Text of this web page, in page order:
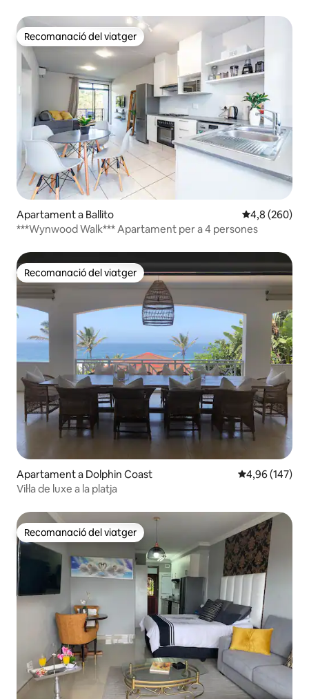
Recomanació del viatger
Recomanació del viatger
Apartament a Ballito 4,8 de
4,8 (260)
***Wynwood Walk*** Apartament per a 4 persones
Recomanació del viatger
Recomanació del viatger
Apartament a Dolphin Coast 4,96 de
4,96 (147)
Vil·la de luxe a la platja
Recomanació del viatger
Recomanació del viatger